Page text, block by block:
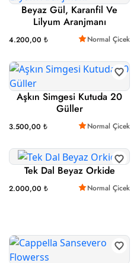
Beyaz Gül, Karanfil Ve
Lilyum Aranjmanı
4.200,00 ₺ Normal Çicek
Aşkın Simgesi Kutuda 20
Güller
3.500,00 ₺ Normal Çicek
Tek Dal Beyaz Orkide
2.000,00 ₺ Normal Çicek